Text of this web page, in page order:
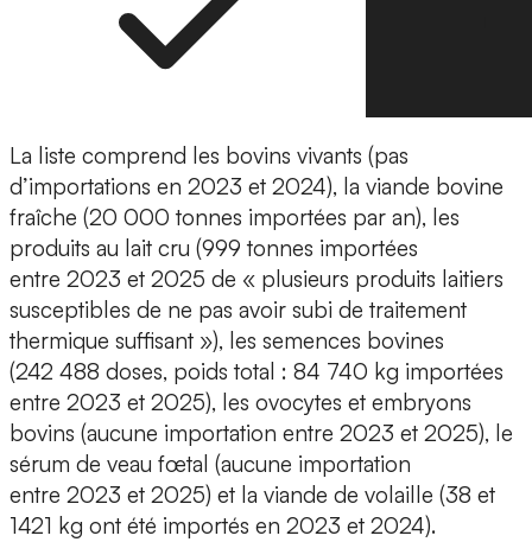
La liste comprend les bovins vivants (pas
d’importations en 2023 et 2024), la viande bovine
fraîche (20 000 tonnes importées par an), les
produits au lait cru (999 tonnes importées
entre 2023 et 2025 de « plusieurs produits laitiers
susceptibles de ne pas avoir subi de traitement
thermique suffisant »), les semences bovines
(242 488 doses, poids total : 84 740 kg importées
entre 2023 et 2025), les ovocytes et embryons
bovins (aucune importation entre 2023 et 2025), le
sérum de veau fœtal (aucune importation
entre 2023 et 2025) et la viande de volaille (38 et
1421 kg ont été importés en 2023 et 2024).